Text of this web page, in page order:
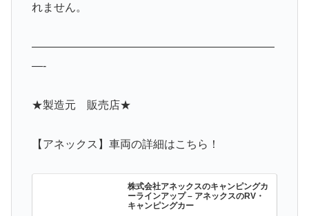
れません。
——————————————————————
—-
★製造元 販売店★
【アネックス】車両の詳細はこちら！
株式会社アネックスのキャンピングカ
ーラインアップ – アネックスのRV・
キャンピングカー